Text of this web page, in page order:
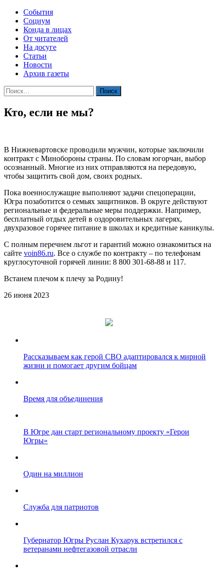
События
Социум
Конда в лицах
От читателей
На досуге
Статьи
Новости
Архив газеты
Найти:
Кто, если не мы?
В Нижневартовске проводили мужчин, которые заключили
контракт с Минобороны страны. По словам югорчан, выбор
осознанный. Многие из них отправляются на передовую,
чтобы защитить свой дом, своих родных.
Пока военнослужащие выполняют задачи спецоперации,
Югра позаботится о семьях защитников. В округе действуют
региональные и федеральные меры поддержки. Например,
бесплатный отдых детей в оздоровительных лагерях,
двухразовое горячее питание в школах и кредитные каникулы.
С полным перечнем льгот и гарантий можно ознакомиться на
сайте voin86.ru. Все о службе по контракту – по телефонам
круглосуточной горячей линии: 8 800 301-68-88 и 117.
Встанем плечом к плечу за Родину!
26 июня 2023
Рассказываем как герой СВО адаптировался к мирной
жизни и помогает другим бойцам
Время для объединения
В Югре дан старт региональному проекту «Герои
Югры»
Один на миллион
Служба для патриотов
Губернатор Югры Руслан Кухарук встретился с
ветеранами нефтегазовой отрасли